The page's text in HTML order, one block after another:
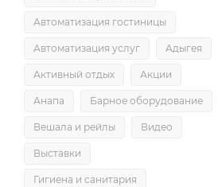
Автоматизация гостиницы
Автоматизация услуг Адыгея
Активный отдых Акции
Анапа Барное оборудование
Вешала и рейлы Видео
Выставки
Гигиена и санитария